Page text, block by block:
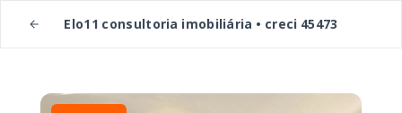
Elo11 consultoria imobiliária • creci 45473